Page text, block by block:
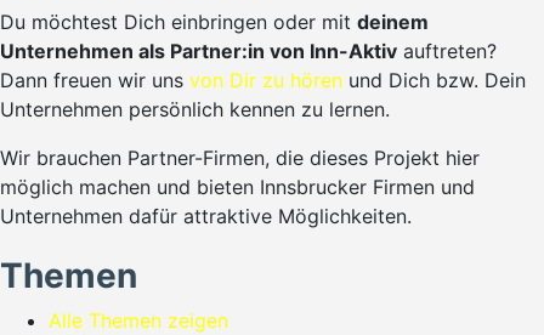
Du möchtest Dich einbringen oder mit deinem
Unternehmen als Partner:in von Inn-Aktiv auftreten?
Dann freuen wir uns von Dir zu hören und Dich bzw. Dein
Unternehmen persönlich kennen zu lernen.
Wir brauchen Partner-Firmen, die dieses Projekt hier
möglich machen und bieten Innsbrucker Firmen und
Unternehmen dafür attraktive Möglichkeiten.
Themen
Alle Themen zeigen